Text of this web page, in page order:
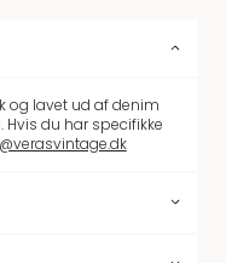
og lavet ud af denim
Hvis du har specifikke